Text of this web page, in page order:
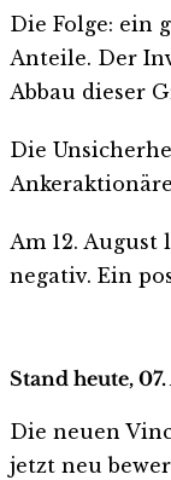
Die Folge: ein
Anteile. Der
Abbau dieser
Die
Am 12.
negativ. Ein
Stand heute,
Die neuen
jetzt neu